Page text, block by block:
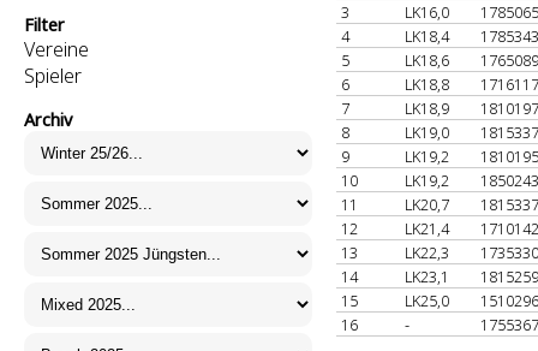
Filter
Vereine
Spieler
Archiv
3
LK16,0
4
LK18,4
5
LK18,6
6
LK18,8
7
LK18,9
8
LK19,0
9
LK19,2
10
LK19,2
11
LK20,7
12
LK21,4
13
LK22,3
14
LK23,1
15
LK25,0
16
-